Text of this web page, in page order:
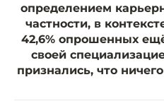
определением
частности, в
42,6% опрошенных
своей
признались, что